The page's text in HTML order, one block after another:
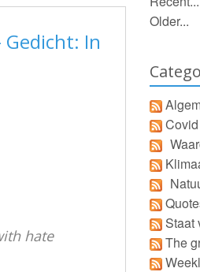
In
hate
Older...
Covid
Staat
The